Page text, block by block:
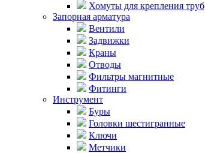
Хомуты для крепления труб
Запорная арматура
Вентили
Задвижки
Краны
Отводы
Фильтры магнитные
Фитинги
Инструмент
Буры
Головки шестигранные
Ключи
Метчики